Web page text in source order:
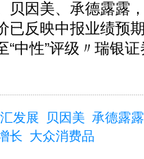
因美、承德露露
已反映中报业绩预
中性”评级〃瑞银
发展 贝因美 承德露露
长 大众消费品